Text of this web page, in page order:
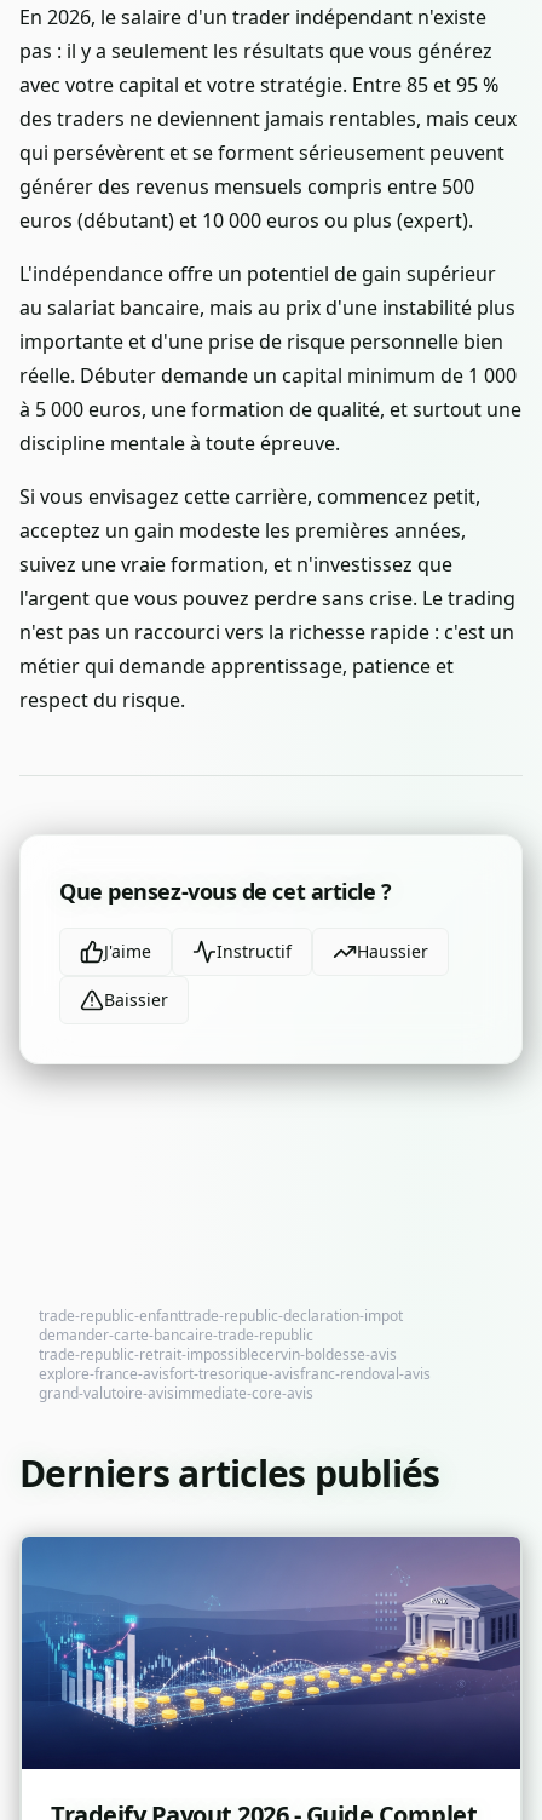
En 2026, le salaire d'un trader indépendant n'existe
pas : il y a seulement les résultats que vous générez
avec votre capital et votre stratégie. Entre 85 et 95 %
des traders ne deviennent jamais rentables, mais ceux
qui persévèrent et se forment sérieusement peuvent
générer des revenus mensuels compris entre 500
euros (débutant) et 10 000 euros ou plus (expert).
L'indépendance offre un potentiel de gain supérieur
au salariat bancaire, mais au prix d'une instabilité plus
importante et d'une prise de risque personnelle bien
réelle. Débuter demande un capital minimum de 1 000
à 5 000 euros, une formation de qualité, et surtout une
discipline mentale à toute épreuve.
Si vous envisagez cette carrière, commencez petit,
acceptez un gain modeste les premières années,
suivez une vraie formation, et n'investissez que
l'argent que vous pouvez perdre sans crise. Le trading
n'est pas un raccourci vers la richesse rapide : c'est un
métier qui demande apprentissage, patience et
respect du risque.
Que pensez-vous de cet article ?
J'aime Instructif Haussier
Baissier
trade-republic-enfanttrade-republic-declaration-impot
demander-carte-bancaire-trade-republic
trade-republic-retrait-impossiblecervin-boldesse-avis
explore-france-avisfort-tresorique-avisfranc-rendoval-avis
grand-valutoire-avisimmediate-core-avis
Derniers articles publiés